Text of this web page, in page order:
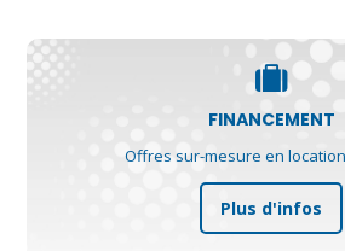
FINANCEMENT
Offres sur-mesure en
Plus d'infos